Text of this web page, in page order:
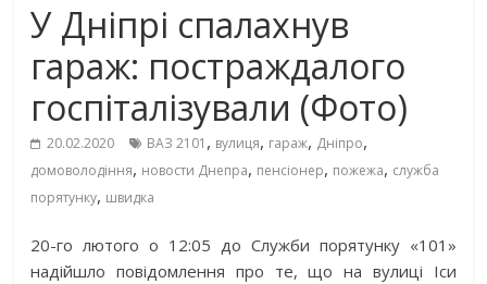
У Дніпрі спалахнув
гараж: постраждалого
госпіталізували (Фото)
20.02.2020 ВАЗ 2101 , вулиця, гараж, Дніпро,
домоволодіння, новости Днепра, пенсіонер, пожежа, служба
порятунку, швидка
20-го лютого о 12:05 до Служби порятунку «101»
надійшло повідомлення про те, що на вулиці Іси